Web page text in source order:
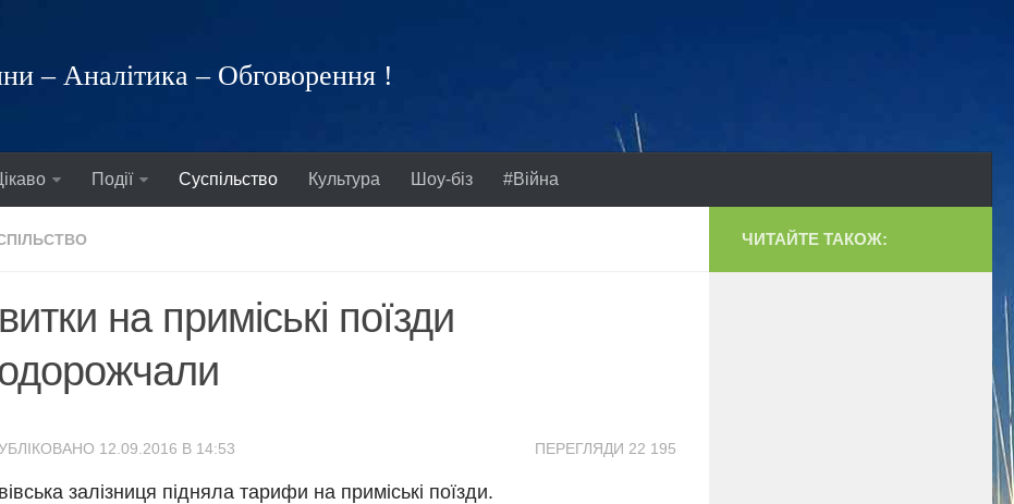
– Аналітика – Обговорення !
Події Суспільство Культура Шоу-біз #Війна
на приміські поїзди
ПЕРЕГЛЯДИ 22 195
12.09.2016 В 14:53
залізниця підняла тарифи на приміські поїзди.
ЧИТАЙТЕ ТАКОЖ: